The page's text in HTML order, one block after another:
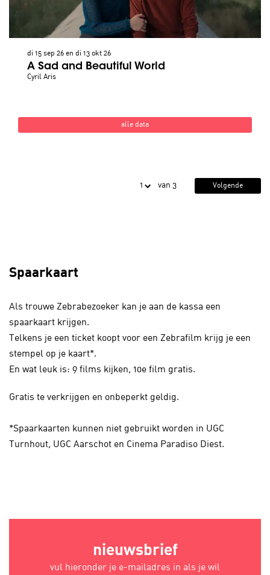
A Sad and Beautiful World
Cyril Aris
di 15 sep 26 en di 13 okt 26
alle data
van 3 Volgende
Spaarkaart
Als trouwe Zebrabezoeker kan je aan de kassa een
spaarkaart krijgen.
Telkens je een ticket koopt voor een Zebrafilm krijg je een
stempel op je kaart*.
En wat leuk is: 9 films kijken, 10e film gratis.
Gratis te verkrijgen en onbeperkt geldig.
*Spaarkaarten kunnen niet gebruikt worden in UGC
Turnhout, UGC Aarschot en Cinema Paradiso Diest.
nieuwsbrief
vul hieronder je e-mailadres in als je wil